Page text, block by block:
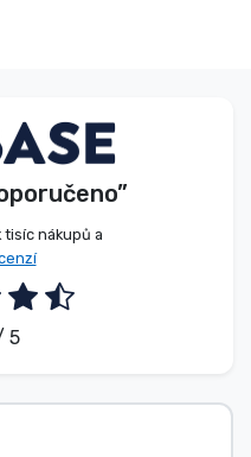
tisíc nákupů a
5